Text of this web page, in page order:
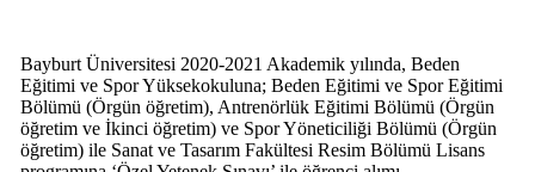
Bayburt Üniversitesi 2020-2021 Akademik yılında, Beden
Eğitimi ve Spor Yüksekokuluna; Beden Eğitimi ve Spor Eğitimi
Bölümü (Örgün öğretim), Antrenörlük Eğitimi Bölümü (Örgün
öğretim ve İkinci öğretim) ve Spor Yöneticiliği Bölümü (Örgün
öğretim) ile Sanat ve Tasarım Fakültesi Resim Bölümü Lisans